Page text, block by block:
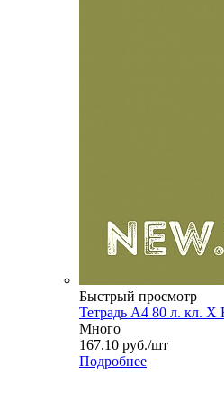
Быстрый просмотр
Тетрадь А4 80 л. кл.
Много
167.10 руб./шт
Подробнее